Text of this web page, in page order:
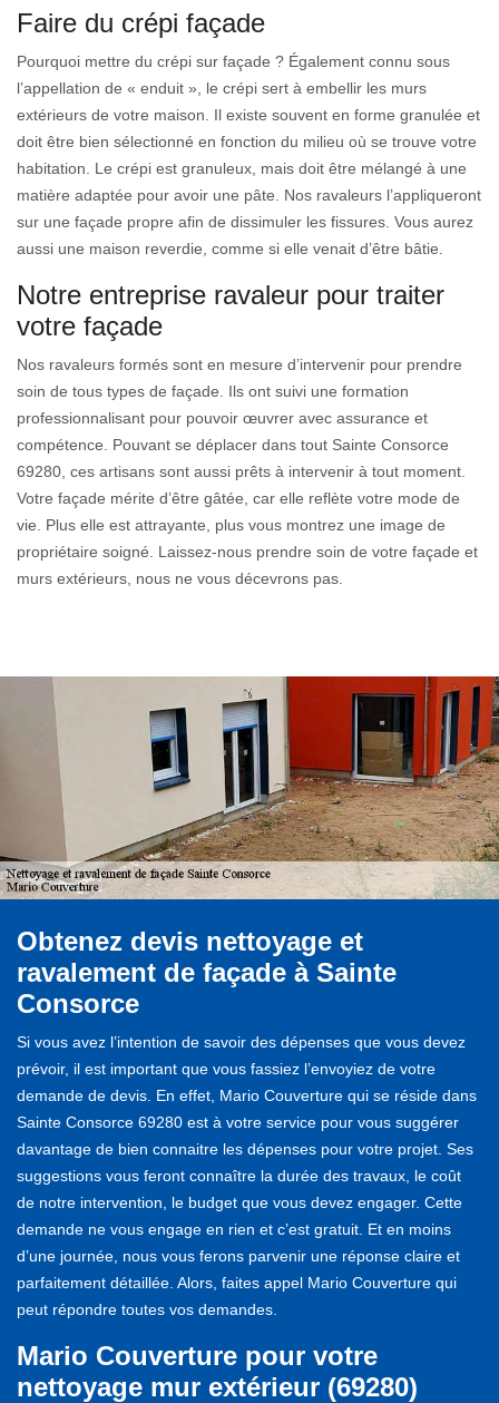
Faire du crépi façade
Pourquoi mettre du crépi sur façade ? Également connu sous
l’appellation de « enduit », le crépi sert à embellir les murs
extérieurs de votre maison. Il existe souvent en forme granulée et
doit être bien sélectionné en fonction du milieu où se trouve votre
habitation. Le crépi est granuleux, mais doit être mélangé à une
matière adaptée pour avoir une pâte. Nos ravaleurs l’appliqueront
sur une façade propre afin de dissimuler les fissures. Vous aurez
aussi une maison reverdie, comme si elle venait d’être bâtie.
Notre entreprise ravaleur pour traiter
votre façade
Nos ravaleurs formés sont en mesure d’intervenir pour prendre
soin de tous types de façade. Ils ont suivi une formation
professionnalisant pour pouvoir œuvrer avec assurance et
compétence. Pouvant se déplacer dans tout Sainte Consorce
69280, ces artisans sont aussi prêts à intervenir à tout moment.
Votre façade mérite d’être gâtée, car elle reflète votre mode de
vie. Plus elle est attrayante, plus vous montrez une image de
propriétaire soigné. Laissez-nous prendre soin de votre façade et
murs extérieurs, nous ne vous décevrons pas.
Obtenez devis nettoyage et
ravalement de façade à Sainte
Consorce
Si vous avez l’intention de savoir des dépenses que vous devez
prévoir, il est important que vous fassiez l’envoyiez de votre
demande de devis. En effet, Mario Couverture qui se réside dans
Sainte Consorce 69280 est à votre service pour vous suggérer
davantage de bien connaitre les dépenses pour votre projet. Ses
suggestions vous feront connaître la durée des travaux, le coût
de notre intervention, le budget que vous devez engager. Cette
demande ne vous engage en rien et c’est gratuit. Et en moins
d’une journée, nous vous ferons parvenir une réponse claire et
parfaitement détaillée. Alors, faites appel Mario Couverture qui
peut répondre toutes vos demandes.
Mario Couverture pour votre
nettoyage mur extérieur (69280)